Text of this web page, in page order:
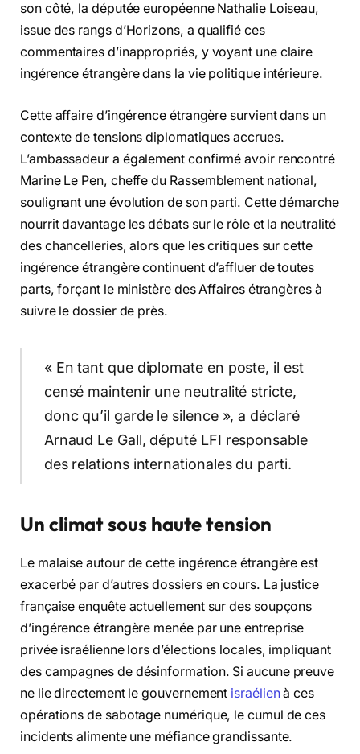
son côté, la députée européenne Nathalie Loiseau,
issue des rangs d’Horizons, a qualifié ces
commentaires d’inappropriés, y voyant une claire
ingérence étrangère dans la vie politique intérieure.
Cette affaire d’ingérence étrangère survient dans un
contexte de tensions diplomatiques accrues.
L’ambassadeur a également confirmé avoir rencontré
Marine Le Pen, cheffe du Rassemblement national,
soulignant une évolution de son parti. Cette démarche
nourrit davantage les débats sur le rôle et la neutralité
des chancelleries, alors que les critiques sur cette
ingérence étrangère continuent d’affluer de toutes
parts, forçant le ministère des Affaires étrangères à
suivre le dossier de près.
« En tant que diplomate en poste, il est
censé maintenir une neutralité stricte,
donc qu’il garde le silence », a déclaré
Arnaud Le Gall, député LFI responsable
des relations internationales du parti.
Un climat sous haute tension
Le malaise autour de cette ingérence étrangère est
exacerbé par d’autres dossiers en cours. La justice
française enquête actuellement sur des soupçons
d’ingérence étrangère menée par une entreprise
privée israélienne lors d’élections locales, impliquant
des campagnes de désinformation. Si aucune preuve
ne lie directement le gouvernement israélienà ces
opérations de sabotage numérique, le cumul de ces
incidents alimente une méfiance grandissante.